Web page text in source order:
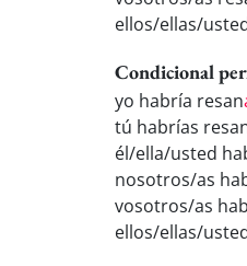
ellos/ellas/
Condicional
yo habría resan
tú habrías
él/ella/usted
nosotros/as
vosotros/as
ellos/ellas/